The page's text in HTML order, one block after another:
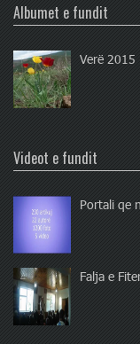
Albumet e fundit
Verë 2015
Videot e fundit
Portali qe
Falja e